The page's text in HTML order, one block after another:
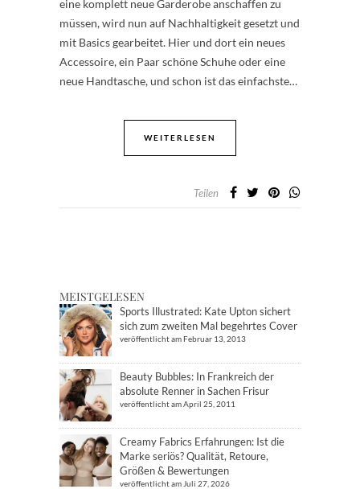
eine komplett neue Garderobe anschaffen zu
müssen, wird nun auf Nachhaltigkeit gesetzt und
mit Basics gearbeitet. Hier und dort ein neues
Accessoire, ein Paar schöne Schuhe oder eine
neue Handtasche, und schon ist das einfachste…
WEITERLESEN
Teilen
MEISTGELESEN
Sports Illustrated: Kate Upton sichert
sich zum zweiten Mal begehrtes Cover
veröffentlicht am Februar 13, 2013
Beauty Bubbles: In Frankreich der
absolute Renner in Sachen Frisur
veröffentlicht am April 25, 2011
Creamy Fabrics Erfahrungen: Ist die
Marke seriös? Qualität, Retoure,
Größen & Bewertungen
veröffentlicht am Juli 27, 2026